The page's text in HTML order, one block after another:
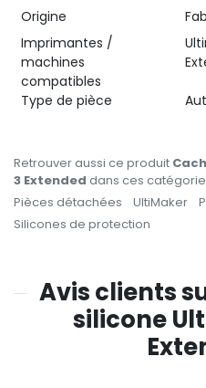
Origine
Imprimantes /
machines
compatibles
Type de pièce
Retrouver aussi ce produit
3 Extended dans ces
Pièces détachées
UltiMaker
Silicones de protection
Avis clients
silicone